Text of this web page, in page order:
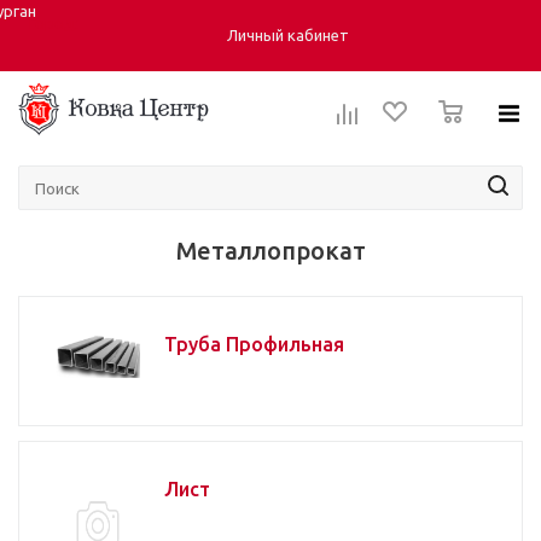
Личный кабинет
Металлопрокат
Труба Профильная
Лист